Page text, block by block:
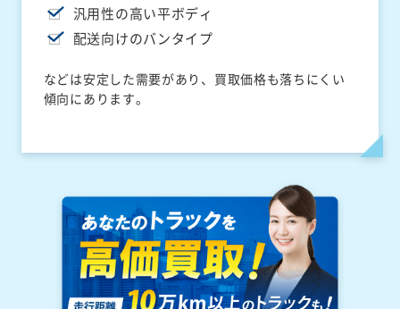
汎用性の高い平ボディ
配送向けのバンタイプ
などは安定した需要があり、買取価格も落ちにくい
傾向にあります。